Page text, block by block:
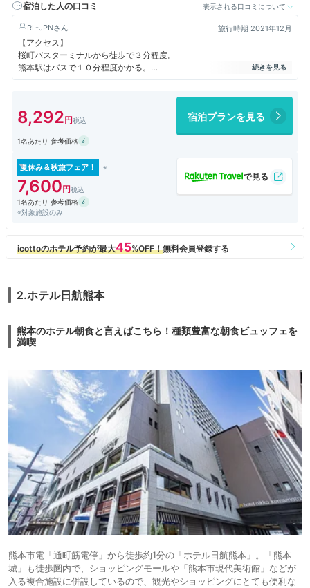
宿泊した人の口コミ
表示される口コミについて
RL-JPN 旅行時期 2021年12月
【アクセス】
桜町バスターミナルから徒歩で３分程度。
熊本駅はバスで１０分程度かかる。
街の中心部にあり、ホテル入り口が商店街の中。
【チェックイン】
スタッフはほとんどが外国人（アジア系）だったが、日本語も十分に通じ
て丁寧な対応。
【部屋】スタンダードダブル【禁煙】
ただ、３階にある大浴場が広くて、ツボ風呂ならぬかまど風呂が２つと大
きな桶風呂など充実しており、そちら利用で結局部屋の風呂は使わなかっ
しく便利。
ブルーレイの貸し出しもあって感激。
作りも良い。
２泊のうち１泊を郷土料理いろいろ試せる朝食付きで。
赤牛ハンバーガーのパティのみいただくが、まあまあか。
ダゴ汁やからし蓮根、いきなり団子などもあって楽しめるが、１回で十分
ドリンクサービスは夜２３時までコーヒーやソフトドリンクが用意されて
（朝食時間帯は朝食利用者のみ）
【総評】
石垣島のベッセルホテルに宿泊以来のベッセルだったが、レフブランドは
かなりいい感じ。
全国にもっと増えてもらえると嬉しいが・・・このご時世難しいかな。
8,292 宿泊プランを見る
1名あたり 参考価格
夏休み＆秋旅フェア！
7,600
1名あたり 参考価格
※対象施設のみ
2.ホテル日航熊本
熊本のホテル朝食と言えばこちら！種類豊富な朝食ビュッフェを
満喫
熊本市電「通町筋電停」から徒歩約1分の「ホテル日航熊本」。「熊本
城」も徒歩圏内で、ショッピングモールや「熊本市現代美術館」などが
入る複合施設に併設しているので、観光やショッピングにとても便利な